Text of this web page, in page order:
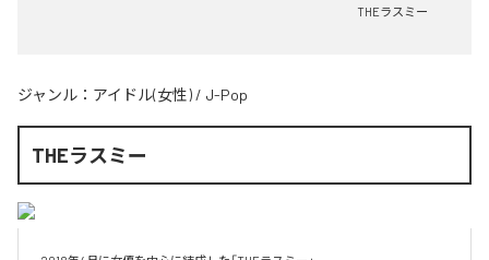
THEラスミー
ジャンル： アイドル(女性) / J-Pop
THEラスミー